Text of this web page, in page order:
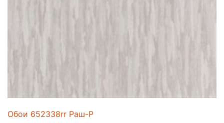
Обои 652338rr Раш-Р